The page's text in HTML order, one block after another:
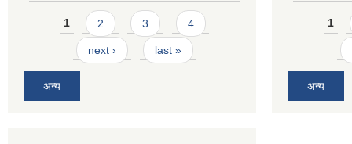
Pages
1 2 3 4
next › last »
अन्य
Pages
1
अन्य